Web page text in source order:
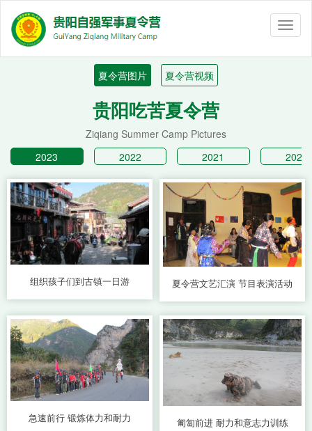
夏令营图片 夏令营视频
贵阳吃苦夏令营
Ziqiang Summer Camp Pictures
2023
2022 2021 2020
组织孩子们到古镇一日游 夏令营文艺汇演 节目表演活动
急速前行 锻炼体力和耐力 匍匐前进 耐力和意志力训练